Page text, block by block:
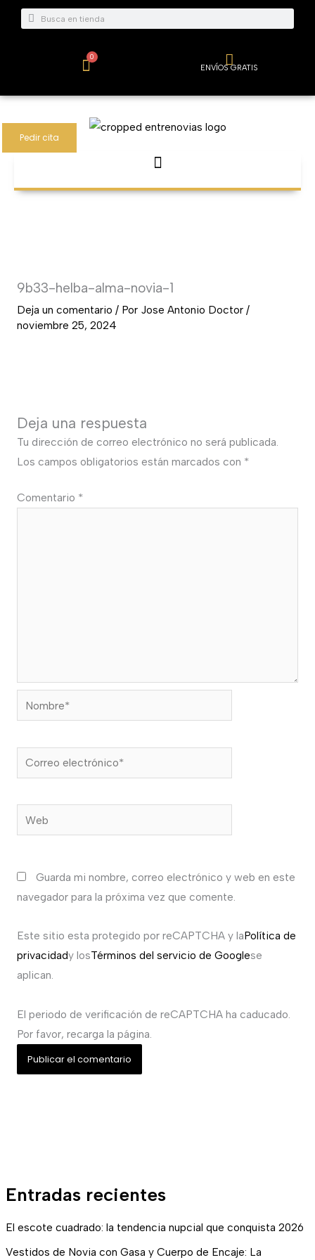
Buscar
Buscar
0
Carrito ENVÍOS GRATIS
Pedir cita
Entradas recientes
El escote cuadrado: la tendencia nupcial que conquista 2026
Vestidos de Novia con Gasa y Cuerpo de Encaje: La
9b33-helba-alma-novia-1
Deja un comentario / Por Jose Antonio Doctor /
noviembre 25, 2024
Deja una respuesta
Tu dirección de correo electrónico no será publicada.
Los campos obligatorios están marcados con *
Comentario *
Nombre*
Correo
electrónico*
Web
Guarda mi nombre, correo electrónico y web en este
navegador para la próxima vez que comente.
Este sitio esta protegido por reCAPTCHA y laPolítica de
privacidady losTérminos del servicio de Googlese
aplican.
El periodo de verificación de reCAPTCHA ha caducado.
Por favor, recarga la página.